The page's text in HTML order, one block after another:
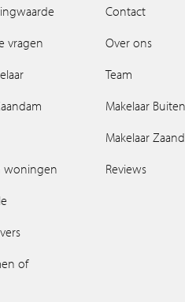
vragen
woningen
of
Contact
Over ons
Team
Makelaar
Makelaar
Reviews